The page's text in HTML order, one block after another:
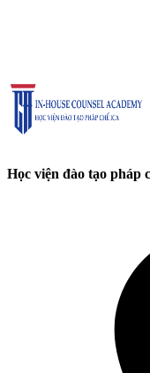
Học viện đào tạo pháp